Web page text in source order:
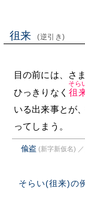
徂来 (逆引き)
目の前には、さ
ひっきりなく 徂
そら
いる出来事とが
ってしまう。
偸盗 (新字新仮名) ／
そらい(徂来)の